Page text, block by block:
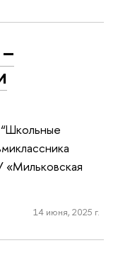
«Мильковская
14 июня, 2025 г.